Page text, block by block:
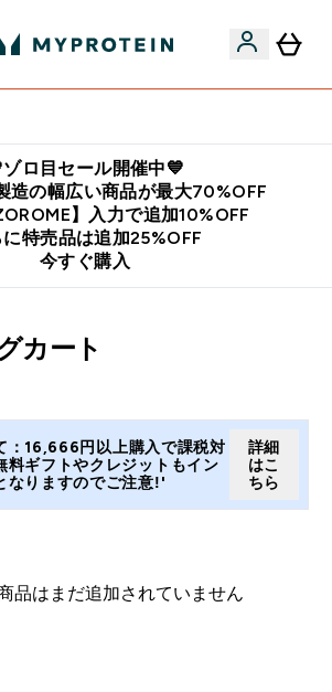
ゾロ目セール開催中💙
造の幅広い商品が最大70%OFF
】入力で追加10%OFF
に特売品は追加25%OFF
今すぐ購入
カート
：16,666円以上購入で課税対
料ギフトやクレジットもイン
なりますのでご注意!'
詳細
はこ
ちら
品はまだ追加されていません